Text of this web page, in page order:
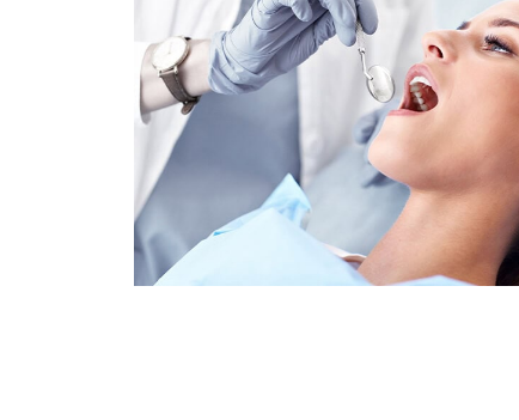
Alla keramiska kronor i Turkietkan
funktionen hos sina tänder utan att
estetik, eftersom keramik med sina
Personer med flisade, spruckna eller
leende. De är också idealiska för dem
tandstrukturen. Patienter med
av denna typ av krona.
Eftersom alla keramiska kronor är
Deras kompatibilitet med mjukvävnad